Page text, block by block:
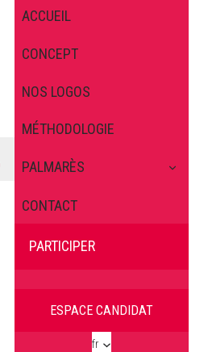
ACCUEIL
CONCEPT
NOS LOGOS
MÉTHODOLOGIE
PALMARÈS
CONTACT
PARTICIPER
ESPACE CANDIDAT
fr